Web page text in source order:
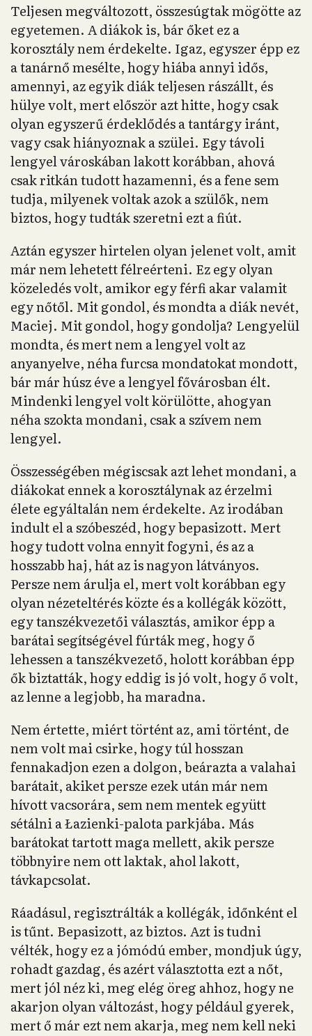
Teljesen megváltozott, összesúgtak mögötte az
egyetemen. A diákok is, bár őket ez a
korosztály nem érdekelte. Igaz, egyszer épp ez
a tanárnő mesélte, hogy hiába annyi idős,
amennyi, az egyik diák teljesen rászállt, és
hülye volt, mert először azt hitte, hogy csak
olyan egyszerű érdeklődés a tantárgy iránt,
vagy csak hiányoznak a szülei. Egy távoli
lengyel városkában lakott korábban, ahová
csak ritkán tudott hazamenni, és a fene sem
tudja, milyenek voltak azok a szülők, nem
biztos, hogy tudták szeretni ezt a fiút.
Aztán egyszer hirtelen olyan jelenet volt, amit
már nem lehetett félreérteni. Ez egy olyan
közeledés volt, amikor egy férfi akar valamit
egy nőtől. Mit gondol, és mondta a diák nevét,
Maciej. Mit gondol, hogy gondolja? Lengyelül
mondta, és mert nem a lengyel volt az
anyanyelve, néha furcsa mondatokat mondott,
bár már húsz éve a lengyel fővárosban élt.
Mindenki lengyel volt körülötte, ahogyan
néha szokta mondani, csak a szívem nem
lengyel.
Összességében mégiscsak azt lehet mondani, a
diákokat ennek a korosztálynak az érzelmi
élete egyáltalán nem érdekelte. Az irodában
indult el a szóbeszéd, hogy bepasizott. Mert
hogy tudott volna ennyit fogyni, és az a
hosszabb haj, hát az is nagyon látványos.
Persze nem árulja el, mert volt korábban egy
olyan nézeteltérés közte és a kollégák között,
egy tanszékvezetői választás, amikor épp a
barátai segítségével fúrták meg, hogy ő
lehessen a tanszékvezető, holott korábban épp
ők biztatták, hogy eddig is jó volt, hogy ő volt,
az lenne a legjobb, ha maradna.
Nem értette, miért történt az, ami történt, de
nem volt mai csirke, hogy túl hosszan
fennakadjon ezen a dolgon, beárazta a valahai
barátait, akiket persze ezek után már nem
hívott vacsorára, sem nem mentek együtt
sétálni a Łazienki-palota parkjába. Más
barátokat tartott maga mellett, akik persze
többnyire nem ott laktak, ahol lakott,
távkapcsolat.
Ráadásul, regisztrálták a kollégák, időnként el
is tűnt. Bepasizott, az biztos. Azt is tudni
vélték, hogy ez a jómódú ember, mondjuk úgy,
rohadt gazdag, és azért választotta ezt a nőt,
mert jól néz ki, meg elég öreg ahhoz, hogy ne
akarjon olyan változást, hogy például gyerek,
mert ő már ezt nem akarja, meg nem kell neki